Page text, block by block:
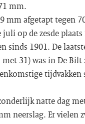
mm.
mm afgetapt tegen
juli op de zesde
sinds 1901. De
31) was in De Bilt
tijdvakken
natte dag
neerslag. Er vielen